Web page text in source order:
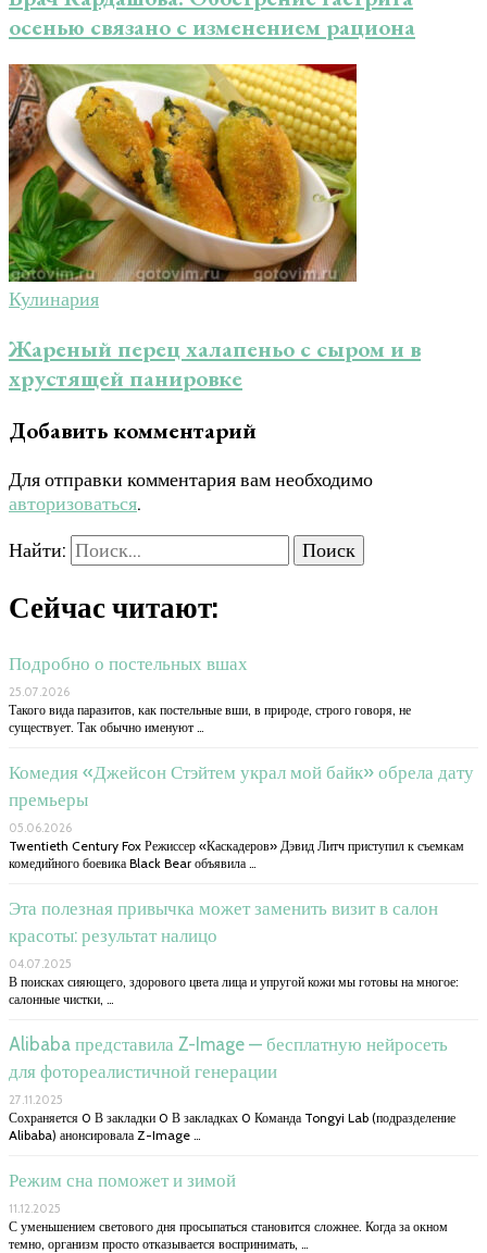
осенью связано с изменением рациона
Кулинария
Жареный перец халапеньо с сыром и в
хрустящей панировке
Добавить комментарий
Для отправки комментария вам необходимо
авторизоваться.
Найти:
Сейчас читают:
Подробно о постельных вшах
25.07.2026
Такого вида паразитов, как постельные вши, в природе, строго говоря, не
существует. Так обычно именуют …
Комедия «Джейсон Стэйтем украл мой байк» обрела дату
премьеры
05.06.2026
Twentieth Century Fox Режиссер «Каскадеров» Дэвид Литч приступил к съемкам
комедийного боевика Black Bear объявила …
Эта полезная привычка может заменить визит в салон
красоты: результат налицо
04.07.2025
В поисках сияющего, здорового цвета лица и упругой кожи мы готовы на многое:
салонные чистки, …
Alibaba представила Z-Image — бесплатную нейросеть
для фотореалистичной генерации
27.11.2025
Сохраняется 0 В закладки 0 В закладках 0 Команда Tongyi Lab (подразделение
Alibaba) анонсировала Z-Image …
Режим сна поможет и зимой
11.12.2025
С уменьшением светового дня просыпаться становится сложнее. Когда за окном
темно, организм просто отказывается воспринимать, …